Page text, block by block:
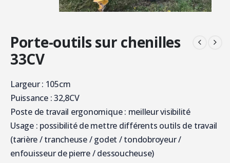
Porte-outils sur chenilles
33CV
Largeur : 105cm
Puissance : 32,8CV
Poste de travail ergonomique : meilleur visibilité
Usage : possibilité de mettre différents outils de travail
(tarière / trancheuse / godet / tondobroyeur /
enfouisseur de pierre / dessoucheuse)